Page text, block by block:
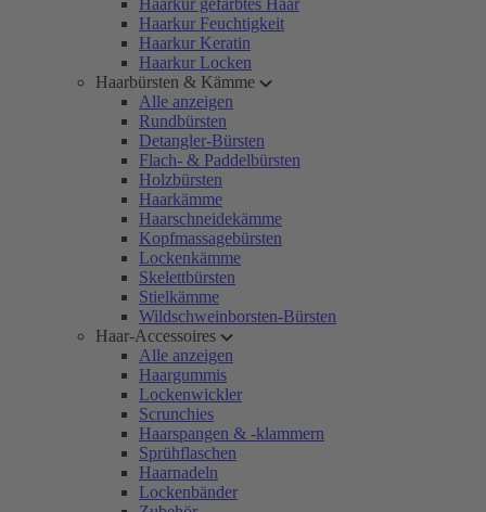
Haarkur gefärbtes Haar
Haarkur Feuchtigkeit
Haarkur Keratin
Haarkur Locken
Haarbürsten & Kämme
Alle anzeigen
Rundbürsten
Detangler-Bürsten
Flach- & Paddelbürsten
Holzbürsten
Haarkämme
Haarschneidekämme
Kopfmassagebürsten
Lockenkämme
Skelettbürsten
Stielkämme
Wildschweinborsten-Bürsten
Haar-Accessoires
Alle anzeigen
Haargummis
Lockenwickler
Scrunchies
Haarspangen & -klammern
Sprühflaschen
Haarnadeln
Lockenbänder